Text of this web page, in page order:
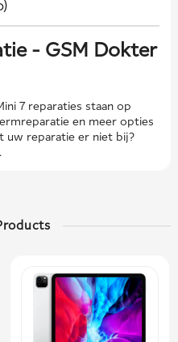
- GSM Dokter
7 reparaties staan ​​op
en meer opties
uw reparatie er niet bij?